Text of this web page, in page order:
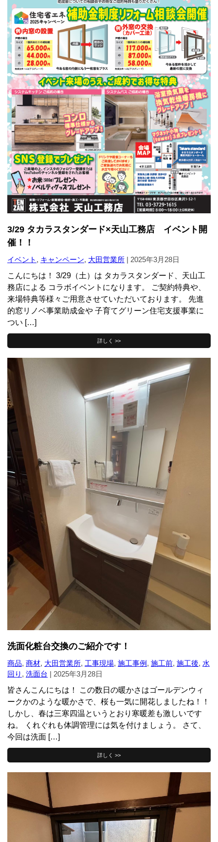
3/29 タカラスタンダード×天山工務店 イベント開
催！！
イベント , キャンペーン, 大田営業所 | 2025年3月28日
こんにちは！ 3/29（土）は タカラスタンダード、天山工
務店による コラボイベントになります。 ご契約特典や、
来場特典等様々ご用意させていただいております。 先進
的窓リノベ事業助成金や 子育てグリーン住宅支援事業に
つい […]
詳しく >>
洗面化粧台交換のご紹介です！
商品, 商材, 大田営業所, 工事現場, 施工事例, 施工前, 施工後, 水
回り , 洗面台 | 2025年3月28日
皆さんこんにちは！ この数日の暖かさはゴールデンウィ
ークかのような暖かさで、桜も一気に開花しましたね！！
しかし、春は三寒四温というとおり寒暖差も激しいです
ね。 くれぐれも体調管理には気を付けましょう。 さて、
今回は洗面 […]
詳しく >>